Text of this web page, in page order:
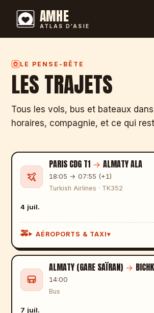
AMHE
ATLAS D'ASIE
LE PENSE-BÊTE
LES TRAJETS
Tous les vols, bus et bateaux
horaires, compagnie, et ce qui
PARIS CDG T1 → ALMATY ALA
18:05 → 07:55 (+1)
Turkish Airlines · TK352
4 juil.
AÉROPORTS & TAXI
ALMATY (GARE SAÏRAN) →
14:00
Bus
7 juil.